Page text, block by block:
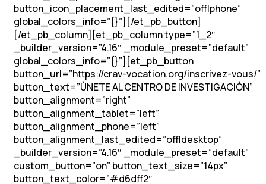
button_icon_placement_last_edited=”off|phone”
global_colors_info=”{}”][/et_pb_button]
[/et_pb_column][et_pb_column type=”1_2″
_builder_version=”4.16″ _module_preset=”default”
global_colors_info=”{}”][et_pb_button
button_url=”https://crav-vocation.org/inscrivez-vous/”
button_text=”ÚNETE AL CENTRO DE INVESTIGACIÓN”
button_alignment=”right”
button_alignment_tablet=”left”
button_alignment_phone=”left”
button_alignment_last_edited=”off|desktop”
_builder_version=”4.16″ _module_preset=”default”
custom_button=”on” button_text_size=”14px”
button_text_color=”#d6dff2″